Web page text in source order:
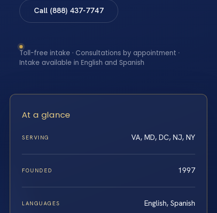
Call (888) 437-7747
Toll-free intake · Consultations by appointment ·
Intake available in English and Spanish
At a glance
SERVING VA, MD, DC, NJ, NY
FOUNDED 1997
LANGUAGES English, Spanish